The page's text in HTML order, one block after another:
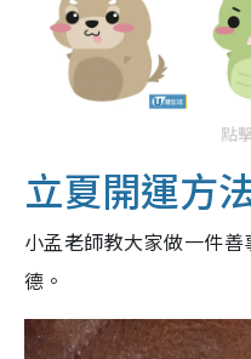
點
立夏開運方
小孟老師教大家做一件
德。